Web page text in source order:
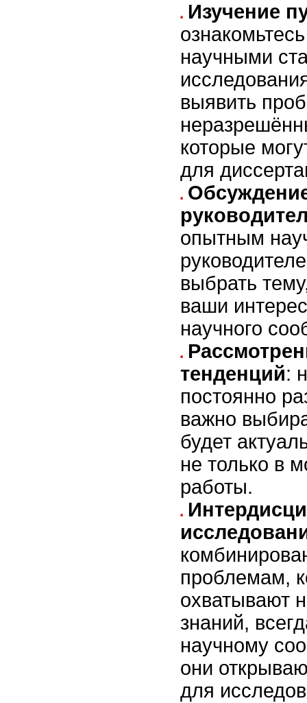
Изучение
научными
выявить
которые
для
опытным
выбрать
ваши
научного
тенденций:
постоянно
важно
будет
не только в
работы.
проблемам,
охватывают
знаний,
научному
они
для